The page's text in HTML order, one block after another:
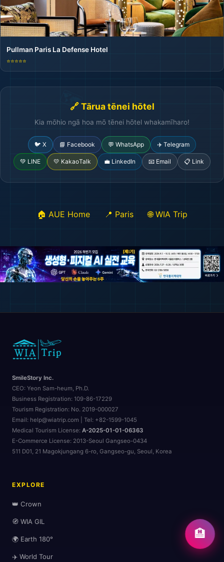
Pullman Paris La Defense Hotel
⭐⭐⭐⭐⭐
🔗 Tārua tēnei hōtel
Kia mōhio ngā hoa mō tēnei hōtel whakamīharo!
🐦 X 📘 Facebook 💬 WhatsApp ✈️ Telegram
💚 LINE 💛 KakaoTalk 💼 LinkedIn 📧 Email 📋 Link
🏠 AUE Home 📍 Paris 🌐 WIA Trip
SmileStory Inc.
CEO: Yeon Sam-heum, Ph.D.
Business Registration: 109-86-17229
Tourism Registration: No. 2019-000027
Email: help@wiatrip.com | Tel: +82-1599-1045
Medical Tourism License: A-2025-01-01-06363
E-Commerce License: 2013-Seoul Gangseo-0434
511 D01, 21 Magokjungang 6-ro, Gangseo-gu, Seoul, Korea
EXPLORE
👑 Crown
🧭 WIA GIL
🌍 Earth 180°
✈️ World Tour
🏨